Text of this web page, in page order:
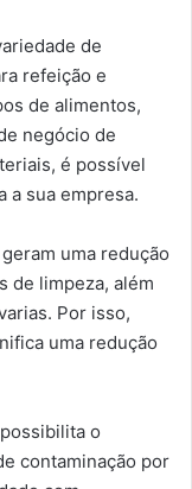
de
refeição e
de alimentos,
negócio de
é possível
a sua empresa.
uma redução
de limpeza, além
Por isso,
uma redução
o
contaminação por